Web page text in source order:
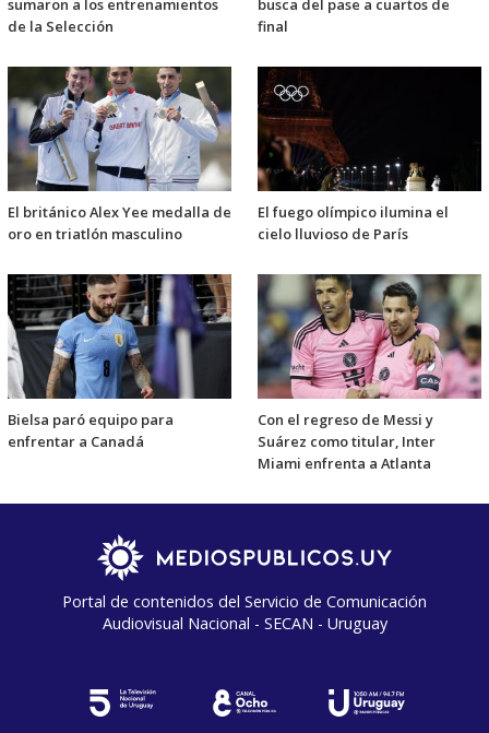
sumaron a los entrenamientos
de la Selección
busca del pase a cuartos de
final
El británico Alex Yee medalla de
oro en triatlón masculino
El fuego olímpico ilumina el
cielo lluvioso de París
Bielsa paró equipo para
enfrentar a Canadá
Con el regreso de Messi y
Suárez como titular, Inter
Miami enfrenta a Atlanta
Portal de contenidos del Servicio de Comunicación
Audiovisual Nacional - SECAN - Uruguay